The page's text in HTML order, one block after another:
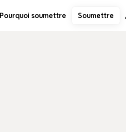
Pourquoi soumettre Soumettre